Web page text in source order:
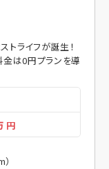
ライフが誕生！
金は0円プランを導
円